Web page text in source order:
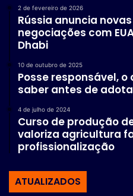
2 de fevereiro de 2026
Rússia anuncia
negociações com
Dhabi
10 de outubro de 2025
Posse responsável,
saber antes de
4 de julho de 2024
Curso de produção
valoriza agricultura
profissionalização
ATUALIZADOS